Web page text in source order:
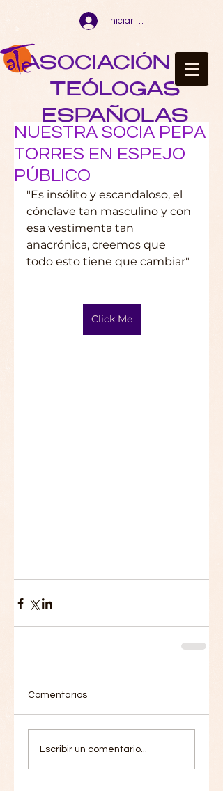
Iniciar sesión
ASOCIACIÓN DE
TEÓLOGAS
ESPAÑOLAS
NUESTRA SOCIA PEPA
TORRES EN ESPEJO
PÚBLICO
"Es insólito y escandaloso, el
cónclave tan masculino y con
esa vestimenta tan
anacrónica, creemos que
todo esto tiene que cambiar"
Click Me
Comentarios
Escribir un comentario...